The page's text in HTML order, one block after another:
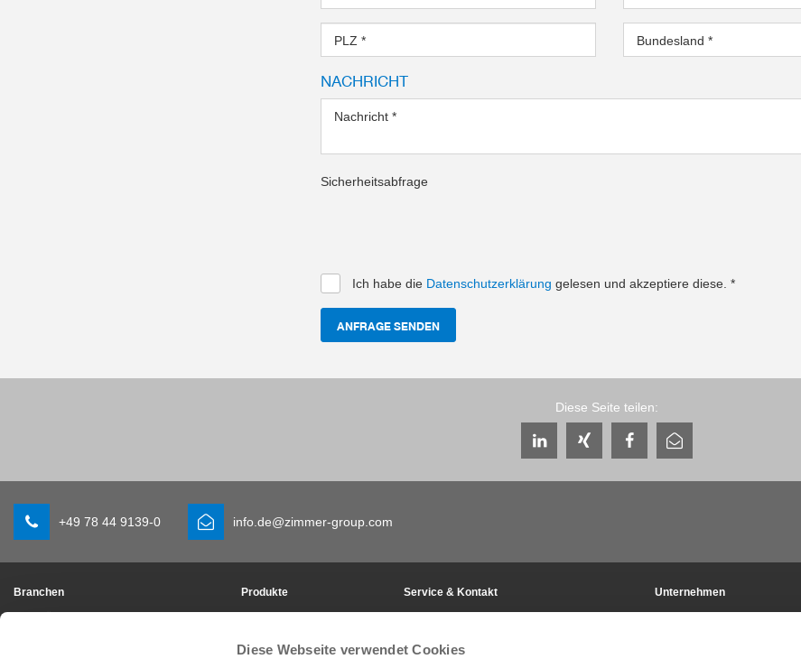
Diese Webseite verwendet Cookies
PLZ * Bundesland *
NACHRICHT
Nachricht *
Sicherheitsabfrage
Ich habe die Datenschutzerklärung gelesen und akzeptiere diese. *
ANFRAGE SENDEN
Diese Seite teilen:
+49 78 44 9139-0 info.de@zimmer-group.com
Branchen
Produkte
Service & Kontakt
Unternehmen